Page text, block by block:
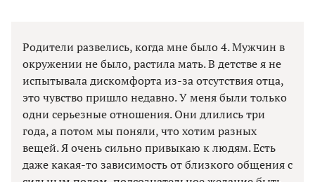
Родители развелись, когда мне было 4. Мужчин в
окружении не было, растила мать. В детстве я не
испытывала дискомфорта из-за отсутствия отца,
это чувство пришло недавно. У меня были только
одни серьезные отношения. Они длились три
года, а потом мы поняли, что хотим разных
вещей. Я очень сильно привыкаю к людям. Есть
даже какая-то зависимость от близкого общения с